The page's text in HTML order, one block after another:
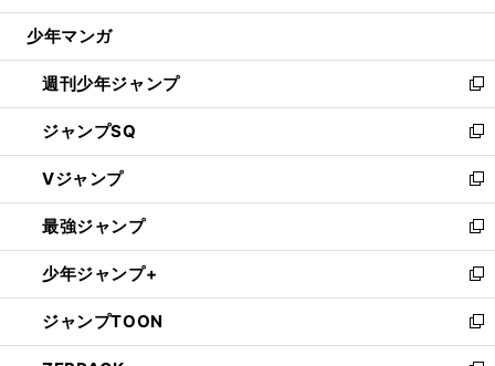
ウ
開
く
少年マンガ
週刊少年ジャンプ
新
し
い
ウ
ィ
ン
ド
ウ
で
開
く
ジャンプSQ
新
し
い
ウ
ィ
ン
ド
ウ
で
開
Vジャンプ
新
し
い
ウ
ィ
ン
ド
ウ
最強ジャンプ
新
し
い
ウ
ィ
ン
少年ジャンプ+
新
し
い
ウ
ジャンプTOON
新
し